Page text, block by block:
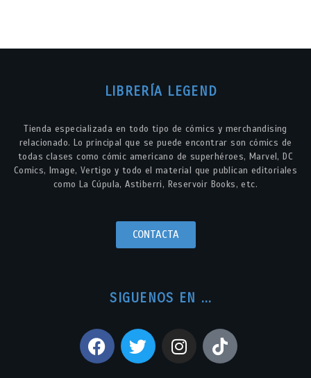
LIBRERÍA LEGEND
Tienda especializada en todo tipo de cómics y merchandising
relacionado. Lo principal que se puede encontrar son cómics de
todas clases como cómic americano de superhéroes, Marvel, DC
Comics, Image, Vertigo y todo el material que publican editoriales
como La Cúpula, Astiberri, Reservoir Books, etc.
CONTACTA
SIGUENOS EN ...